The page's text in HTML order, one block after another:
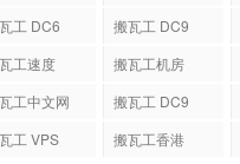
工 DC6
搬瓦工 DC9
工速度
搬瓦工机房
工中文网 搬瓦工 DC9
工 VPS
搬瓦工香港